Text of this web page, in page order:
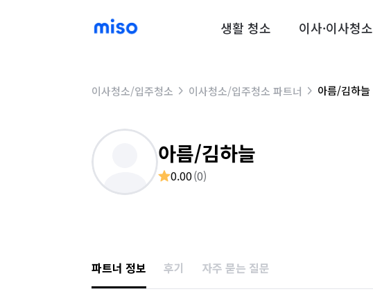
생활 청소 이사·이사청소
이사청소/입주청소 이사청소/입주청소 파트너 아름/김하늘
아름/김하늘
0.00(0)
파트너 정보 후기 자주 묻는 질문